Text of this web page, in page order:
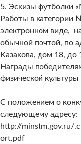
5. Эскизы футболки
Работы в категории
электронном виде,
обычной почтой, по
Казакова, дом 18, до
Награды
физической
С положением о
следующему адресу:
http://minstm.gov.ru/
ort.pdf